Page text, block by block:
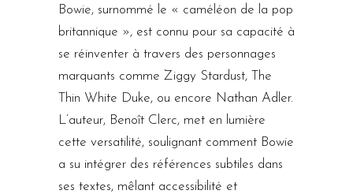
Bowie, surnommé le « caméléon de la pop
britannique », est connu pour sa capacité à
se réinventer à travers des personnages
marquants comme Ziggy Stardust, The
Thin White Duke, ou encore Nathan Adler.
L’auteur, Benoît Clerc, met en lumière
cette versatilité, soulignant comment Bowie
a su intégrer des références subtiles dans
ses textes, mêlant accessibilité et